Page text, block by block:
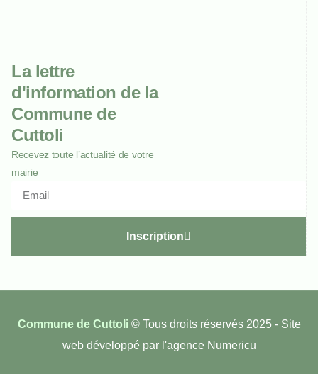
La lettre
d'information de la
Commune de
Cuttoli
Recevez toute l’actualité de votre
mairie
Inscription
Commune de Cuttoli© Tous droits réservés 2025 - Site
web développé par l'agence Numericu